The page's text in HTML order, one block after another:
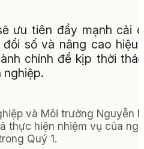
ưu tiên đẩy mạnh cải
đổi số và nâng cao hiệu
chính để kịp thời
nghiệp.
và Môi trường Nguyễn
thực hiện nhiệm vụ của
Quý 1.